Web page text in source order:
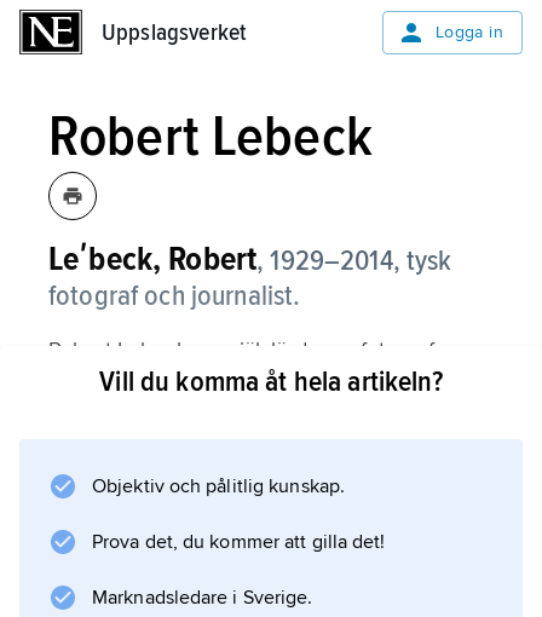
Uppslagsverket Logga in
Robert Lebeck
Leʹbeck, Robert,1929–2014, tysk
fotograf och journalist.
Robert Lebeck var självlärd som fotograf.
Information om artikeln
Vill du komma åt hela artikeln?
Objektiv och pålitlig kunskap.
Prova det, du kommer att gilla det!
Marknadsledare i Sverige.